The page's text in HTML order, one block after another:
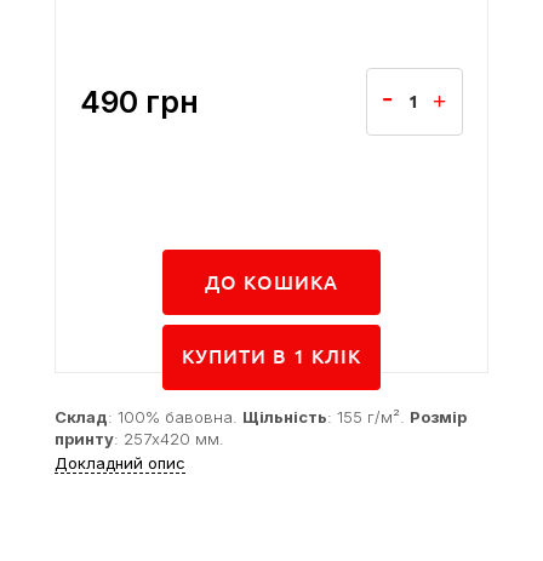
490 грн
ДО КОШИКА
КУПИТИ В 1 КЛIК
Склад: 100% бавовна. Щільність: 155 г/м². Розмір
принту: 257x420 мм.
Докладний опис